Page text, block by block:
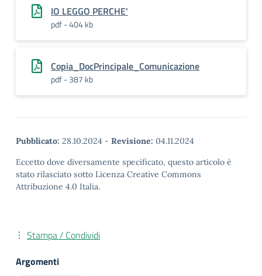
IO LEGGO PERCHE'
pdf - 404 kb
Copia_DocPrincipale_Comunicazione
pdf - 387 kb
Pubblicato: 28.10.2024 - Revisione: 04.11.2024
Eccetto dove diversamente specificato, questo articolo è
stato rilasciato sotto Licenza Creative Commons
Attribuzione 4.0 Italia.
Stampa / Condividi
Argomenti